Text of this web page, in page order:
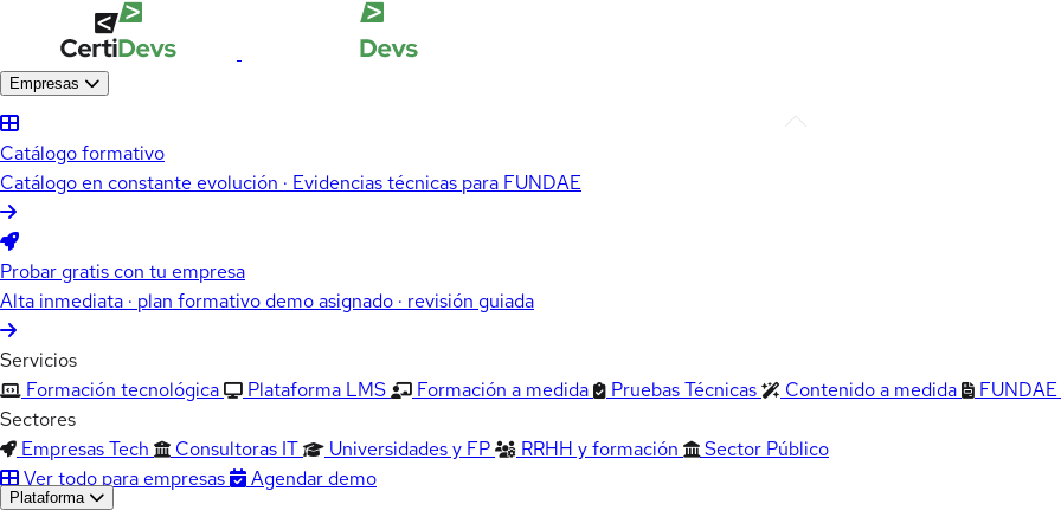
Empresas
Catálogo formativo
Catálogo en constante evolución · Evidencias técnicas para FUNDAE
Probar gratis con tu empresa
Alta inmediata · plan formativo demo asignado · revisión guiada
Servicios
Formación tecnológica
Plataforma LMS Formación a medida Pruebas Técnicas Contenido a medida
FUNDAE
Sectores
Empresas Tech
Consultoras IT Universidades y FP RRHH y formación
Sector Público
Ver todo para empresas
Agendar demo
Plataforma